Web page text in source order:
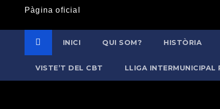
Pàgina oficial
INICI QUI SOM? HISTÒRIA
VISTE’T DEL CBT LLIGA INTERMUNICIPAL